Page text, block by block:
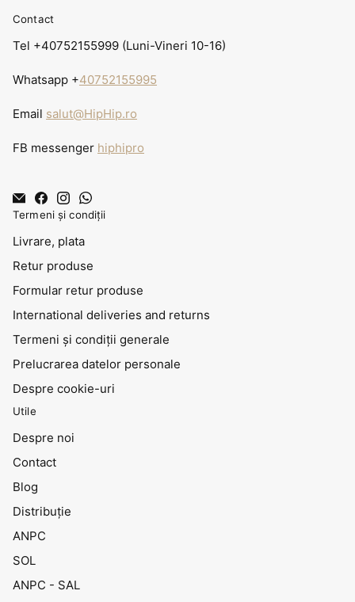
Contact
Tel +40752155999 (Luni-Vineri 10-16)
Whatsapp +40752155995
Email salut@HipHip.ro
FB messenger hiphipro
Termeni și condiții
Livrare, plata
Retur produse
Formular retur produse
International deliveries and returns
Termeni și condiții generale
Prelucrarea datelor personale
Despre cookie-uri
Utile
Despre noi
Contact
Blog
Distribuţie
ANPC
SOL
ANPC - SAL